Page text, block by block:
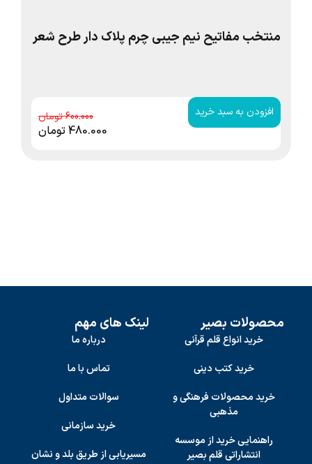
منتخب مفاتیح نیم جیبی چرم پلاک دار طرح شعر
افزودن به سبد خرید 600.000
480.000تومان
محصولات بصیر
خرید انواع قلم قرآنی
خرید کتب دینی
خرید محصولات فرهنگی و
مذهبی
راهنمایی خرید از موسسه
انتشاراتی قلم بصیر
لینک های مهم
درباره ما
تماس با ما
سوالات متداول
خرید سازمانی
مسیریابی از طریق بلد و نشان